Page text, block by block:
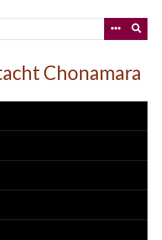
Chonamara